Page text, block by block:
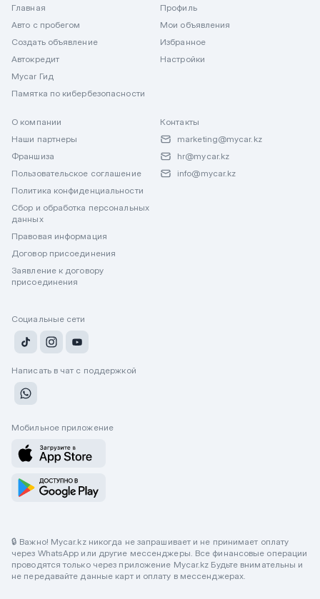
Главная
Авто с пробегом
Создать объявление
Автокредит
Mycar Гид
Памятка по кибербезопасности
Профиль
Мои объявления
Избранное
Настройки
О компании
Наши партнеры
Франшиза
Пользовательское соглашение
Политика конфиденциальности
Сбор и обработка персональных
данных
Правовая информация
Договор присоединения
Заявление к договору
присоединения
Контакты
marketing@mycar.kz
hr@mycar.kz
info@mycar.kz
Социальные сети
Написать в чат с поддержкой
Мобильное приложение
🔒 Важно! Mycar.kz никогда не запрашивает и не принимает оплату
через WhatsApp или другие мессенджеры. Все финансовые операции
проводятся только через приложение Mycar.kz Будьте внимательны и
не передавайте данные карт и оплату в мессенджерах.